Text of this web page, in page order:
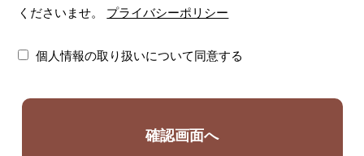
くださいませ。
プライバシーポリシー
個人情報の取り扱いについて同意する